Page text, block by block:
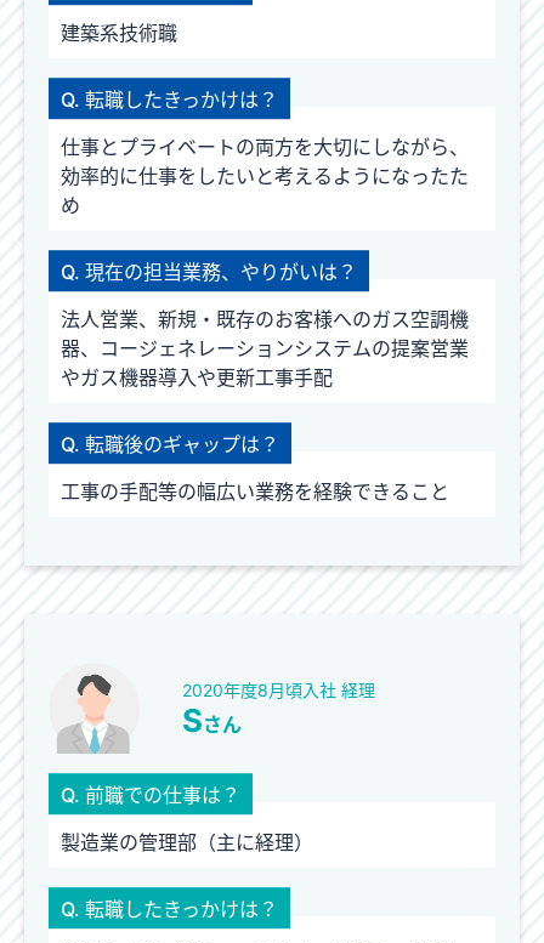
建築系技術職
Q. 転職したきっかけは？
仕事とプライベートの両方を大切にしながら、
効率的に仕事をしたいと考えるようになったた
め
Q. 現在の担当業務、やりがいは？
法人営業、新規・既存のお客様へのガス空調機
器、コージェネレーションシステムの提案営業
やガス機器導入や更新工事手配
Q. 転職後のギャップは？
工事の手配等の幅広い業務を経験できること
2020年度8月頃入社 経理
Sさん
Q. 前職での仕事は？
製造業の管理部（主に経理）
Q. 転職したきっかけは？